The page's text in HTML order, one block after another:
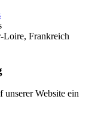
Loire, Frankreich
unserer Website ein